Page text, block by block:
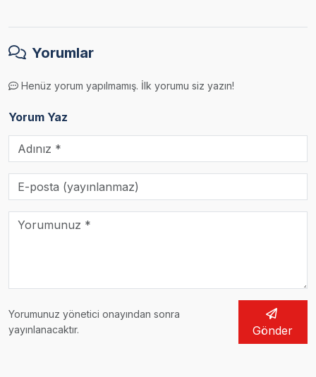
Yorumlar
Henüz yorum yapılmamış. İlk yorumu siz yazın!
Yorum Yaz
Yorumunuz yönetici onayından sonra
yayınlanacaktır.
Gönder